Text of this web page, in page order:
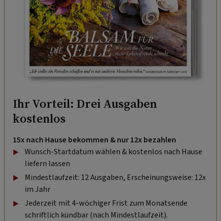
Ihr Vorteil: Drei Ausgaben
kostenlos
15x nach Hause bekommen & nur 12x bezahlen
Wunsch-Startdatum wählen & kostenlos nach Hause
liefern lassen
Mindestlaufzeit: 12 Ausgaben, Erscheinungsweise: 12x
im Jahr
Jederzeit mit 4-wöchiger Frist zum Monatsende
schriftlich kündbar (nach Mindestlaufzeit).